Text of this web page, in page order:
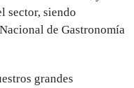
sector, siendo
de Gastronomía
grandes